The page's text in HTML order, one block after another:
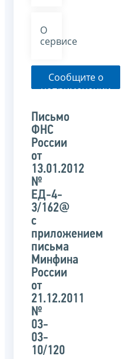
О
сервисе
Сообщите о
неприменении
органом
указанного
письма
Письмо
ФНС
России
от
13.01.2012
№
ЕД-4-
3/162@
с
приложением
письма
Минфина
России
от
21.12.2011
№
03-
03-
10/120